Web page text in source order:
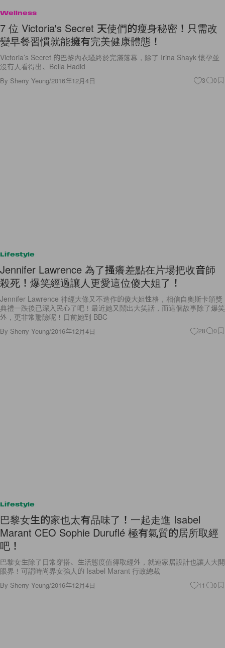
Wellness
7 位 Victoria's Secret 天使們的瘦身秘密！只需改
變早餐習慣就能擁有完美健康體態！
Victoria’s Secret 的巴黎內衣騷終於完滿落幕，除了 Irina Shayk 懷孕並
沒有人看得出、Bella Hadid
By Sherry Yeung/2016年12月4日 3 0
Lifestyle
Jennifer Lawrence 為了搔癢差點在片場把收音師
殺死！爆笑經過讓人更愛這位傻大姐了！
Jennifer Lawrence 神經大條又不造作的傻大姐性格，相信自奧斯卡頒獎
典禮一跌後已深入民心了吧！最近她又鬧出大笑話，而這個故事除了爆笑
外，更非常驚險呢！日前她到 BBC
By Sherry Yeung/2016年12月4日 28 0
Lifestyle
巴黎女生的家也太有品味了！一起走進 Isabel
Marant CEO Sophie Duruflé 極有氣質的居所取經
吧！
巴黎女生除了日常穿搭、生活態度值得取經外，就連家居設計也讓人大開
眼界！可謂時尚界女強人的 Isabel Marant 行政總裁
By Sherry Yeung/2016年12月4日 11 0